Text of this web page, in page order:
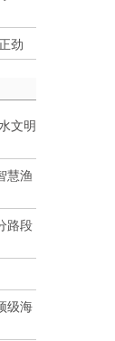
劲
文明
慧渔
路段
级海